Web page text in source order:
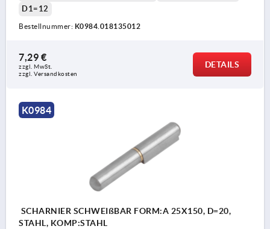
D1=12
Bestellnummer: K0984.018135012
7,29 €
zzgl. MwSt.
zzgl. Versandkosten
DETAILS
K0984
SCHARNIER SCHWEIßBAR FORM:A 25X150, D=20,
STAHL, KOMP:STAHL